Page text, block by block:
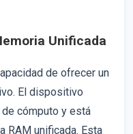
Unificada
de ofrecer un
El dispositivo
cómputo y está
RAM unificada. Esta